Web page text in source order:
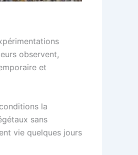
observent,
et
la
sans
vie quelques jours